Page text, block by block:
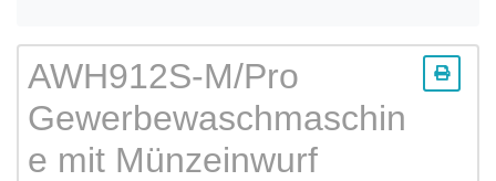
AWH912S-M/Pro
Gewerbewaschmaschin
e mit Münzeinwurf